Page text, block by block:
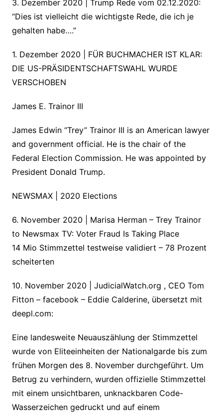
3. Dezember 2020 | Trump Rede vom 02.12.2020:
“Dies ist vielleicht die wichtigste Rede, die ich je
gehalten habe….”
1. Dezember 2020 | FÜR BUCHMACHER IST KLAR:
DIE US-PRÄSIDENTSCHAFTSWAHL WURDE
VERSCHOBEN
James E. Trainor III
James Edwin “Trey” Trainor III is an American lawyer
and government official. He is the chair of the
Federal Election Commission. He was appointed by
President Donald Trump.
NEWSMAX | 2020 Elections
6. November 2020 | Marisa Herman – Trey Trainor
to Newsmax TV: Voter Fraud Is Taking Place
14 Mio Stimmzettel testweise validiert – 78 Prozent
scheiterten
10. November 2020 | JudicialWatch.org , CEO Tom
Fitton – facebook – Eddie Calderine, übersetzt mit
deepl.com:
Eine landesweite Neuauszählung der Stimmzettel
wurde von Eliteeinheiten der Nationalgarde bis zum
frühen Morgen des 8. November durchgeführt. Um
Betrug zu verhindern, wurden offizielle Stimmzettel
mit einem unsichtbaren, unknackbaren Code-
Wasserzeichen gedruckt und auf einem